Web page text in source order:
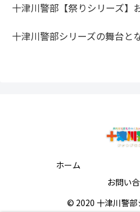
十津川警部【祭りシリーズ】
十津川警部シリーズの舞台と
ホーム
お問い
© 2020 十津川警部